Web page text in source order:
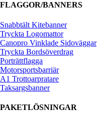
FLAGGOR/BANNERS
Snabbtält Kitebanner
Tryckta Logomattor
Canopro Vinklade Sidoväggar
Tryckta Bordsöverdrag
Porträttflagga
Motorsportsbarriär
A1 Trottoarpratare
Taksargsbanner
PAKETLÖSNINGAR